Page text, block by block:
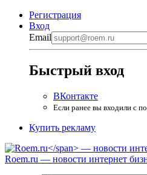
Регистрация
Вход
Email
Быстрый вход
ВКонтакте
Если ранее вы входили с
Купить рекламу
Roem.ru — новости интернет